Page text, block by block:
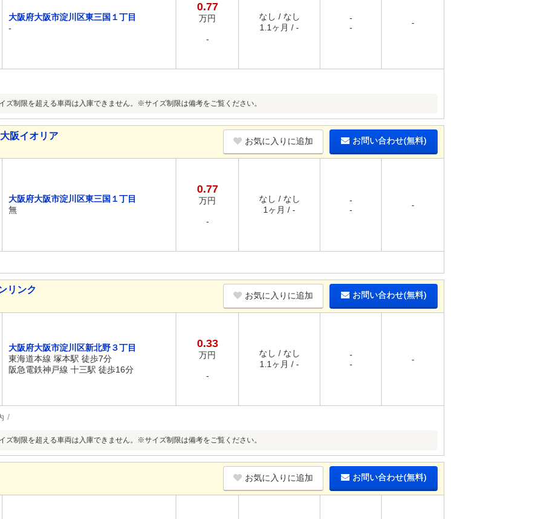
大阪府大阪市淀川区東三国１丁目
-
0.77
万円
-
なし / なし
1.1ヶ月 / -
-
-
-
ズ制限を超える車両は入庫できません。※サイズ制限は備考をご覧ください。
阪イオリア お気に入りに追加 お問い合わせ(無料)
大阪府大阪市淀川区東三国１丁目
無
0.77
万円
-
なし / なし
1ヶ月 / -
-
-
-
リンク
お気に入りに追加 お問い合わせ(無料)
大阪府大阪市淀川区新北野３丁目
東海道本線 塚本駅 徒歩7分
阪急電鉄神戸線 十三駅 徒歩16分
0.33
万円
-
なし / なし
1.1ヶ月 / -
-
-
-
ズ制限を超える車両は入庫できません。※サイズ制限は備考をご覧ください。
お気に入りに追加 お問い合わせ(無料)